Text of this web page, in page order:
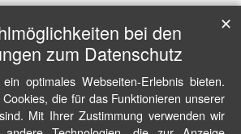
bei den
zum Datenschutz
optimales Webseiten-Erlebnis bieten.
die für das Funktionieren unserer
Mit Ihrer Zustimmung verwenden wir
✕